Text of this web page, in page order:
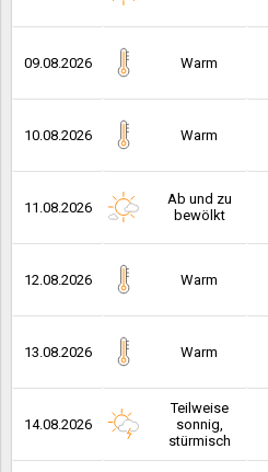
09.08.2026 Warm
10.08.2026 Warm
11.08.2026
Ab und zu
bewölkt
12.08.2026 Warm
13.08.2026 Warm
14.08.2026
Teilweise
sonnig,
stürmisch